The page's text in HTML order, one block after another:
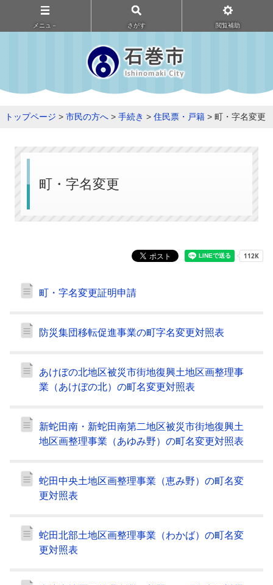
メニュ－ さがす 閲覧補助
トップページ > 市民の方へ > 手続き > 住民票・戸籍 > 町・字名変更
町・字名変更
町・字名変更証明申請
防災集団移転促進事業の町字名変更対照表
あけぼの北地区被災市街地復興土地区画整理事
業（あけぼの北）の町名変更対照表
新蛇田南・新蛇田南第二地区被災市街地復興土
地区画整理事業（あゆみ野）の町名変更対照表
蛇田中央土地区画整理事業（恵み野）の町名変
更対照表
蛇田北部土地区画整理事業（わかば）の町名変
更対照表